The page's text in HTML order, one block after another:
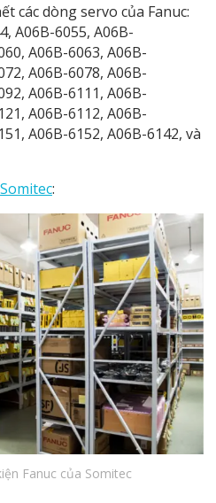
các dòng servo của Fanuc:
A06B-6055, A06B-
A06B-6063, A06B-
A06B-6078, A06B-
A06B-6111, A06B-
A06B-6112, A06B-
A06B-6152, A06B-6142, và
Somitec:
Fanuc của Somitec